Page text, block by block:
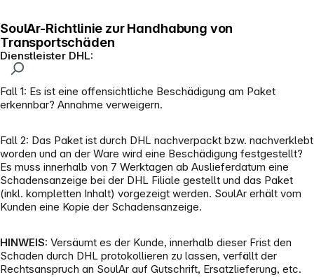
SoulAr-Richtlinie zur Handhabung von
Transportschäden
Dienstleister DHL:
Fall 1: Es ist eine offensichtliche Beschädigung am Paket
erkennbar? Annahme verweigern.
Fall 2: Das Paket ist durch DHL nachverpackt bzw. nachverklebt
worden und an der Ware wird eine Beschädigung festgestellt?
Es muss innerhalb von 7 Werktagen ab Auslieferdatum eine
Schadensanzeige bei der DHL Filiale gestellt und das Paket
(inkl. kompletten Inhalt) vorgezeigt werden. SoulAr erhält vom
Kunden eine Kopie der Schadensanzeige.
HINWEIS: Versäumt es der Kunde, innerhalb dieser Frist den
Schaden durch DHL protokollieren zu lassen, verfällt der
Rechtsanspruch an SoulAr auf Gutschrift, Ersatzlieferung, etc.